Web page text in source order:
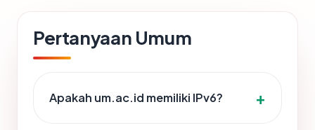
Pertanyaan Umum
Apakah um.ac.id memiliki IPv6?